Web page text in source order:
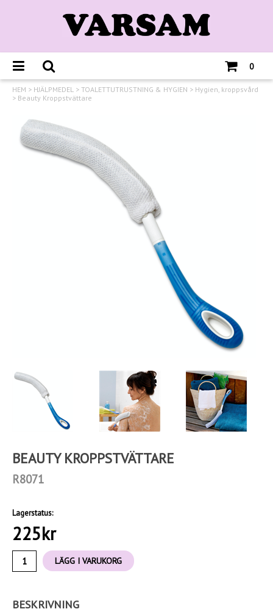
0
HEM > HJÄLPMEDEL > TOALETTUTRUSTNING & HYGIEN > Hygien, kroppsvård
> Beauty Kroppstvättare
BEAUTY KROPPSTVÄTTARE
R8071
Lagerstatus:
225kr
LÄGG I VARUKORG
BESKRIVNING